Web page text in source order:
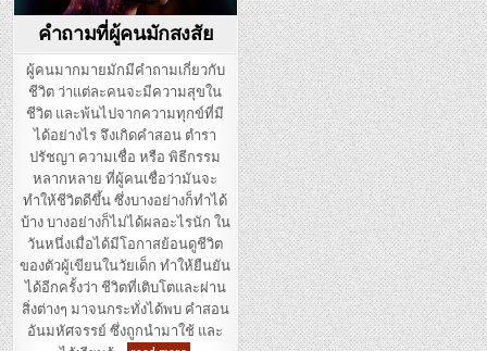
คำถามที่ผู้คนมักสงสัย
ผู้​คนมากมาย​มักมีคำ​ถาม​เกี่ยวกับ​
ชีวิต​ ว่า​แต่ละคน​จะ​มีความสุข​ใน
ชีวิต และพ้นไป​จากความทุกข์​ที่มี
ได้อย่างไร​ จึง​เกิด​คำสอน ตำรา​
ปรัชญา​ ความเชื่อ​ หรือ พิธี​กรรม​
หลากหลาย​ ที่​ผู้​คนเชื่อ​ว่า​มัน​จะ
ทำให้ชีวิต​ดีขึ้น​ ซึ่ง​บางอย่าง​ก็​ทำได้​
บ้าง บางอย่าง​ก็​ไม่ได้​ผล​อะไรนัก ใน
วันหนึ่งเมื่อ​ได้มีโอกาสย้อน​ดู​ชีวิต
ของตัวผู้เขียน​ในวัยเด็ก​ ทำให้​ยืนยัน​
ได้อีก​ครั้ง​ว่า​ ชีวิต​ที่เติบโต​และ​ผ่าน​
สิ่ง​ต่าง​ๆ มาจนกระทั่ง​ได้พบ คำสอน​
อันมหัศจรรย์​ ซึ่ง​ถูก​นำมาใช้ และ